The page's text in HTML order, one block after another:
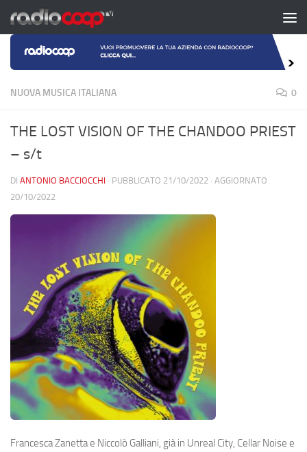
Salta al contenuto
NUOVA MUSICA ITALIANA 0
THE LOST VISION OF THE CHANDOO PRIEST
– s/t
DI ANTONIO BACCIOCCHI · PUBBLICATO 21/10/2022 · AGGIORNATO
20/10/2022
Francesca Zanetta e Niccolò Galliani, già in Unreal City, Cellar Noise e